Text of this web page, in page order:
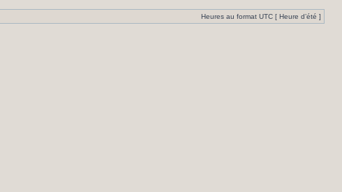
Heures au format UTC [ Heure d’été ]